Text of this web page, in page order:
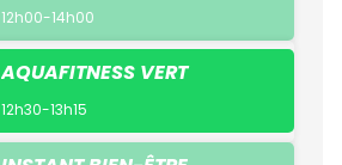
12h00-14h00
AQUAFITNESS VERT
12h30-13h15